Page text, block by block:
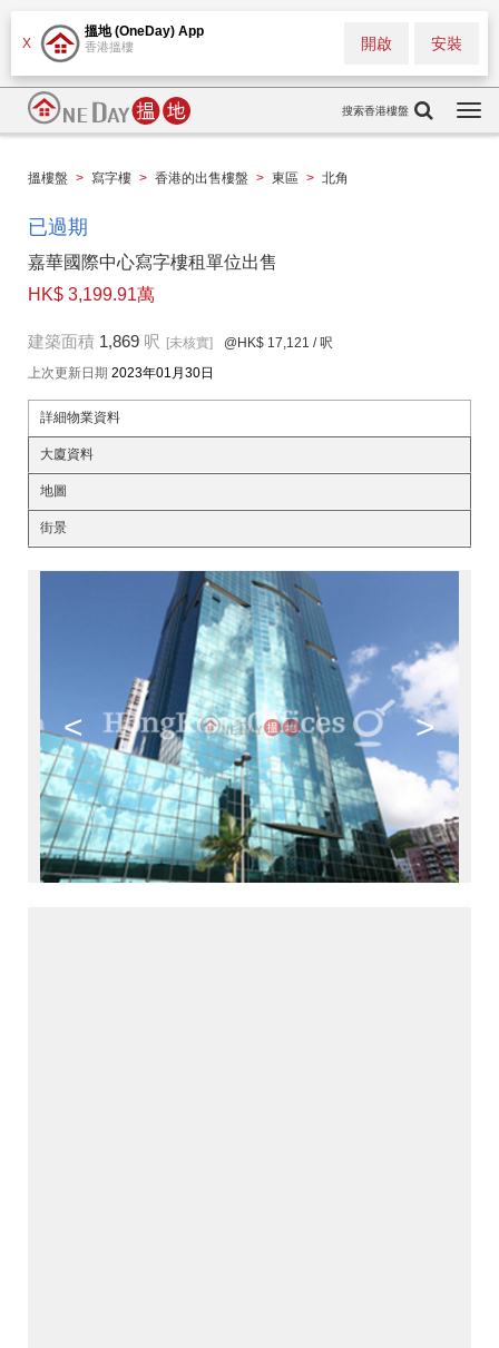
X
搵地 (OneDay) App
香港搵樓 安裝
開啟
搜索香港樓盤
搵樓盤 > 寫字樓 > 香港的出售樓盤 > 東區 > 北角
已過期
嘉華國際中心寫字樓租單位出售
HK$ 3,199.91萬
建築面積 1,869 呎 [未核實] @HK$ 17,121 / 呎
上次更新日期 2023年01月30日
詳細物業資料
大廈資料
地圖
街景
< >